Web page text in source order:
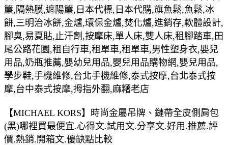
簾,隔熱膜,遮陽簾,日本代標,日本代購,旗魚鬆,魚鬆,冰
餅,三明治冰餅,金爐,環保金爐,焚化爐,進銷存,軟體設計,
腳臭,易夏貼,止汗劑,按摩床,單人床,雙人床,租腳踏車,田
尾公路花園,租自行車,租單車,租單車,男性塑身衣,嬰兒
用品,奶瓶推薦,嬰幼兒用品,嬰兒用品購物網,嬰兒用品,
學步鞋,手機維修,台北手機維修,泰式按摩,台北泰式按
摩,台中泰式按摩,拇指外翻,麻糬老店
【MICHAEL KORS】時尚金屬吊牌、鏈帶全皮側肩包
(黑)哪裡買最便宜.心得文.試用文.分享文.好用.推薦.評
價.熱銷.開箱文.優缺點比較